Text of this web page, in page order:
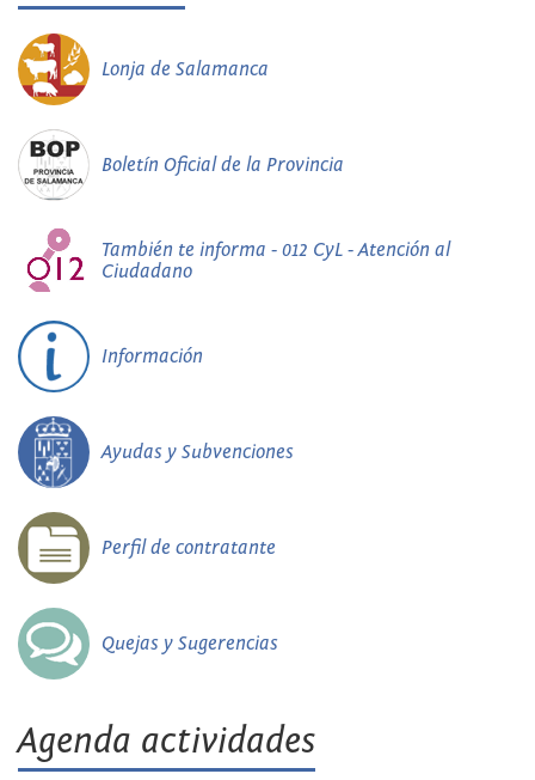
Lonja de Salamanca
Boletín Oficial de la Provincia
También te informa - 012 CyL - Atención al
Ciudadano
Información
Ayudas y Subvenciones
Perfil de contratante
Quejas y Sugerencias
Agenda actividades